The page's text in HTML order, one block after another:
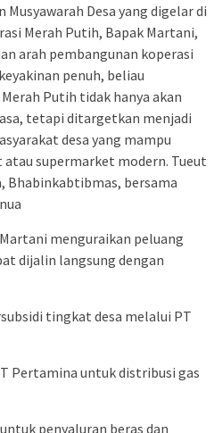
Musyawarah Desa yang digelar di
Merah Putih, Bapak Martani,
arah pembangunan koperasi
penuh, beliau
Putih tidak hanya akan
tetapi ditargetkan menjadi
desa yang mampu
supermarket modern. Tueut
Bhabinkabtibmas, bersama
menguraikan peluang
dijalin langsung dengan
tingkat desa melalui PT
Pertamina untuk distribusi gas
penyaluran beras dan